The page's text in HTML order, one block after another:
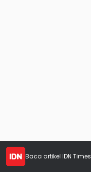
Baca artikel IDN Times